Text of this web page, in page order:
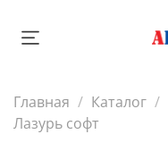
Главная Каталог
Лазурь софт